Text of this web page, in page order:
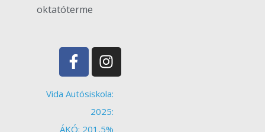
oktatóterme
Vida Autósiskola:
2025:
ÁKÓ: 201,5%